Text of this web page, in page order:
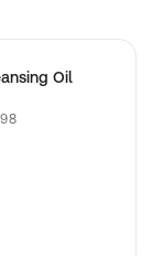
Oil
normale, trockene